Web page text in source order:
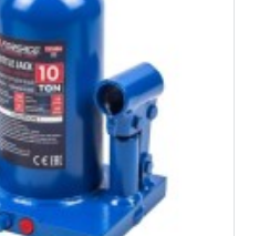
10,0 t (200-385 mm) FORSAGE
(51447)